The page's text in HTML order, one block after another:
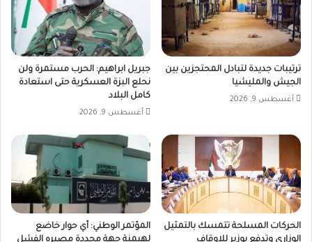
ترتيبات جديدة لتبادل المحتجزين بين
الجيش والمليشيا
أغسطس 9, 2026
جبريل ابراهيم: الحرب مستمرة ولن
نحلع البزة العسكرية حتى استعادة
كامل البلاد
أغسطس 9, 2026
الحركات المسلحة تتمسك بالتمثيل
الوزاري وتدفع بوزير للاوقاف
المؤتمر الوطني: أي حوار خاضع
لهيمنة جهة محددة مصيره الفشل